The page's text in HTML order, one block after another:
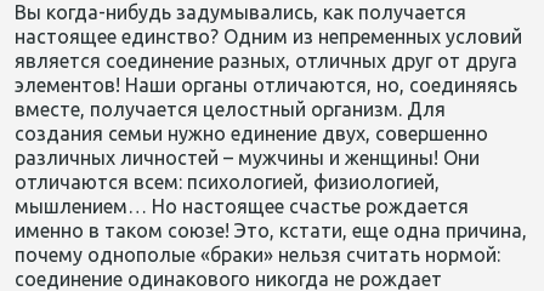
Вы когда-нибудь задумывались, как получается
настоящее единство? Одним из непременных условий
является соединение разных, отличных друг от друга
элементов! Наши органы отличаются, но, соединяясь
вместе, получается целостный организм. Для
создания семьи нужно единение двух, совершенно
различных личностей – мужчины и женщины! Они
отличаются всем: психологией, физиологией,
мышлением… Но настоящее счастье рождается
именно в таком союзе! Это, кстати, еще одна причина,
почему однополые «браки» нельзя считать нормой:
соединение одинакового никогда не рождает